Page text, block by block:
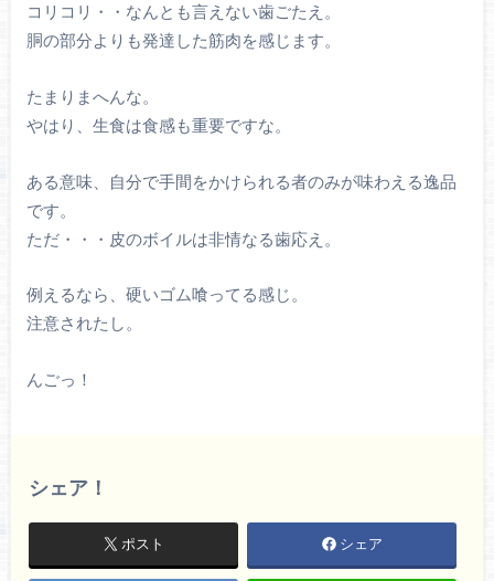
コリコリ・・なんとも言えない歯ごたえ。
胴の部分よりも発達した筋肉を感じます。
たまりまへんな。
やはり、生食は食感も重要ですな。
ある意味、自分で手間をかけられる者のみが味わえる逸品
です。
ただ・・・皮のボイルは非情なる歯応え。
例えるなら、硬いゴム喰ってる感じ。
注意されたし。
んごっ！
シェア！
ポスト シェア